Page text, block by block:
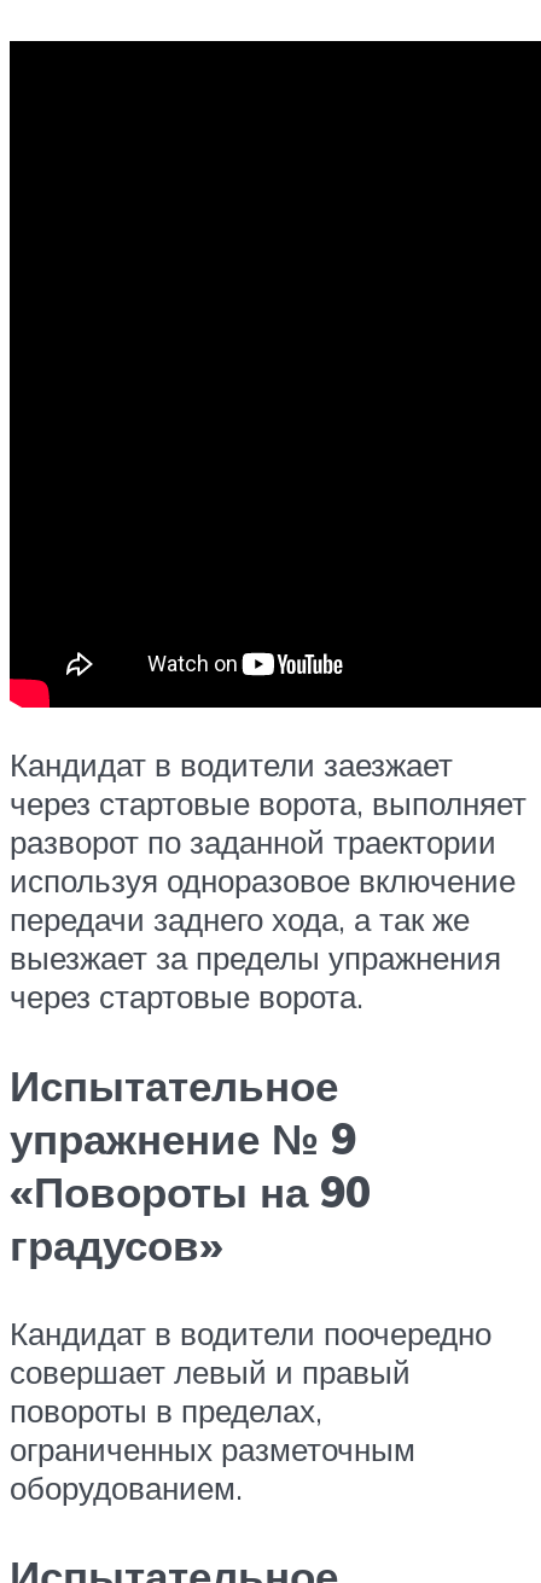
Кандидат в водители заезжает
через стартовые ворота, выполняет
разворот по заданной траектории
используя одноразовое включение
передачи заднего хода, а так же
выезжает за пределы упражнения
через стартовые ворота.
Испытательное
упражнение № 9
«Повороты на 90
градусов»
Кандидат в водители поочередно
совершает левый и правый
повороты в пределах,
ограниченных разметочным
оборудованием.